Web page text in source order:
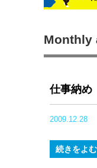
Monthly
仕事納め
2009.12.28
続きをよむ